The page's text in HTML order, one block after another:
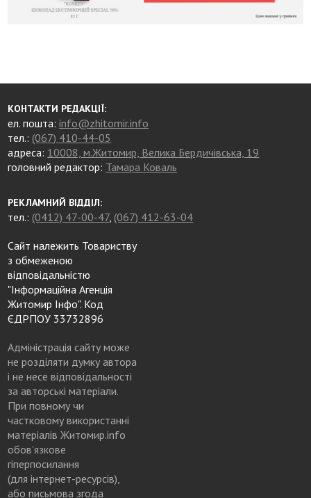
КОНТАКТИ РЕДАКЦІЇ:
ел. пошта:info@zhitomir.info
тел.: (067) 410-44-05
адреса: 10008, м.Житомир, Велика Бердичівська, 19
головний редактор: Тамара Коваль
РЕКЛАМНИЙ ВІДДІЛ:
тел.: (0412) 47-00-47, (067) 412-63-04
Сайт належить Товариству
з обмеженою
відповідальністю
"Інформаційна Агенція
Житомир Інфо". Код
ЄДРПОУ 33732896
Адміністрація сайту може
не розділяти думку автора
і не несе відповідальності
за авторські матеріали.
При повному чи
частковому використанні
матеріалів Житомир.info
обов’язкове
гіперпосилання
(для інтернет-ресурсів),
або письмова згода